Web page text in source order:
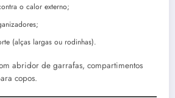
o calor externo;
(alças largas ou rodinhas).
abridor de garrafas, compartimentos
copos.